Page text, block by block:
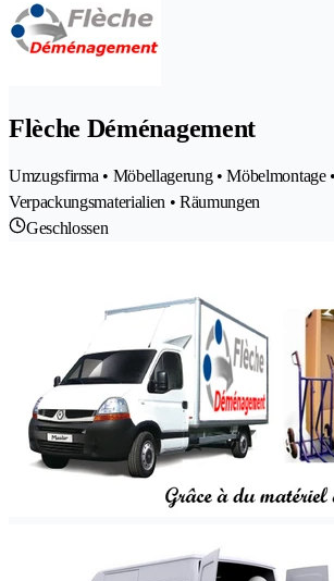
Flèche Déménagement
Umzugsfirma • Möbellagerung • Möbelmontage
Verpackungsmaterialien • Räumungen
Geschlossen